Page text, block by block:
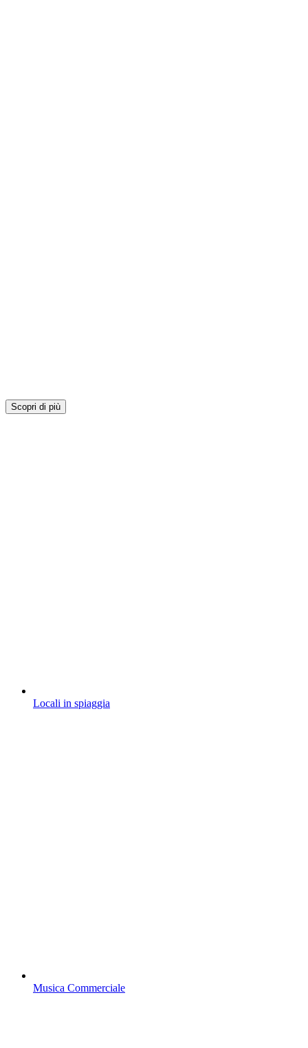
Scopri di più
Locali in spiaggia
Musica Commerciale